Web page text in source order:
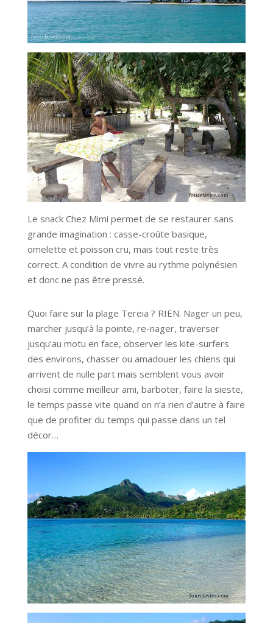
Le snack Chez Mimi permet de se restaurer sans
grande imagination : casse-croûte basique,
omelette et poisson cru, mais tout reste très
correct. A condition de vivre au rythme polynésien
et donc ne pas être pressé.
Quoi faire sur la plage Tereia ? RIEN. Nager un peu,
marcher jusqu’à la pointe, re-nager, traverser
jusqu’au motu en face, observer les kite-surfers
des environs, chasser ou amadouer les chiens qui
arrivent de nulle part mais semblent vous avoir
choisi comme meilleur ami, barboter, faire la sieste,
le temps passe vite quand on n’a rien d’autre à faire
que de profiter du temps qui passe dans un tel
décor…